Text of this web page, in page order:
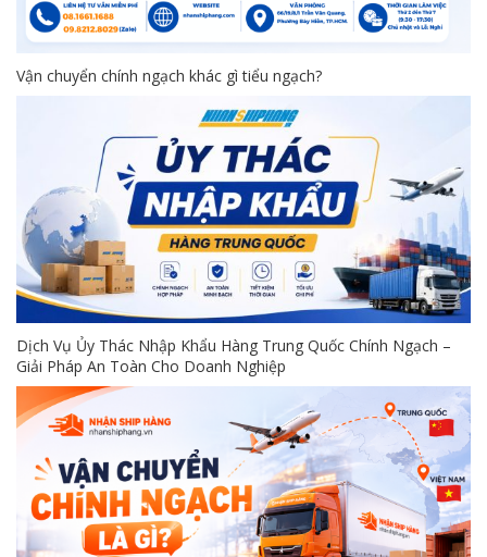
Vận chuyển chính ngạch khác gì tiểu ngạch?
Dịch Vụ Ủy Thác Nhập Khẩu Hàng Trung Quốc Chính Ngạch –
Giải Pháp An Toàn Cho Doanh Nghiệp